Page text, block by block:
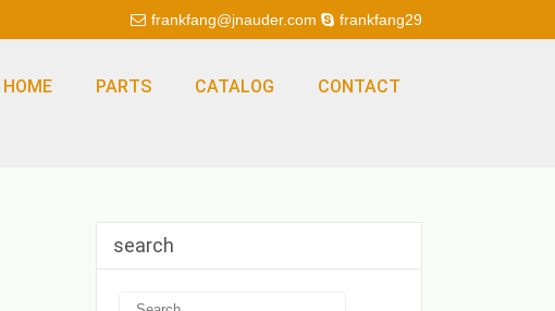
frankfang@jnauder.com frankfang29
HOME PARTS CATALOG CONTACT
search